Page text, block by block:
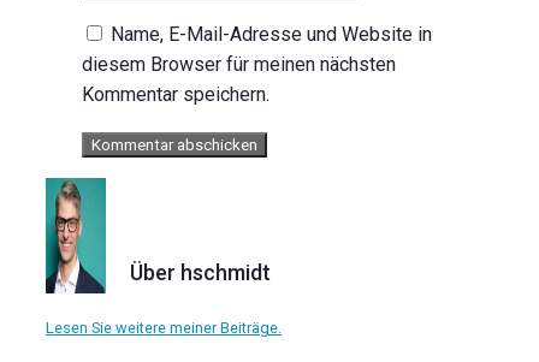
Name, E-Mail-Adresse und Website in
diesem Browser für meinen nächsten
Kommentar speichern.
Über hschmidt
Lesen Sie weitere meiner Beiträge.